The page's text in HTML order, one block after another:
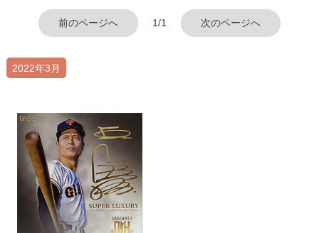
前のページへ 1/1 次のページへ
2022年3月